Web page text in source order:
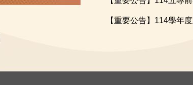
【重要公告】114學年